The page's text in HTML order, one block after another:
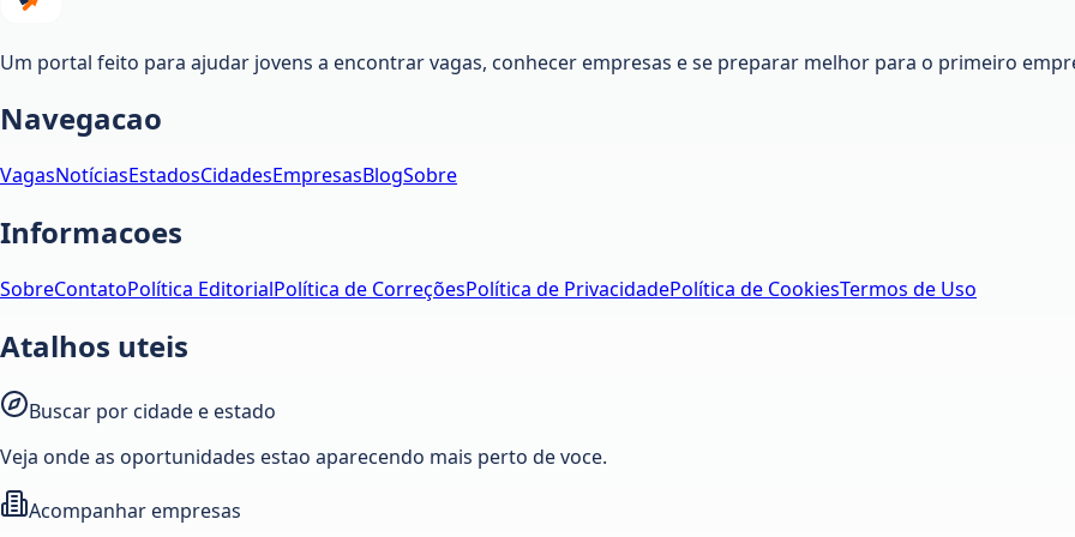
Um portal feito para ajudar jovens a encontrar vagas, conhecer empresas e se preparar melhor para o primeiro
Navegacao
VagasNotíciasEstadosCidadesEmpresasBlogSobre
Informacoes
SobreContatoPolítica EditorialPolítica de CorreçõesPolítica de PrivacidadePolítica de CookiesTermos de Uso
Atalhos uteis
Buscar por cidade e estado
Veja onde as oportunidades estao aparecendo mais perto de voce.
Acompanhar empresas